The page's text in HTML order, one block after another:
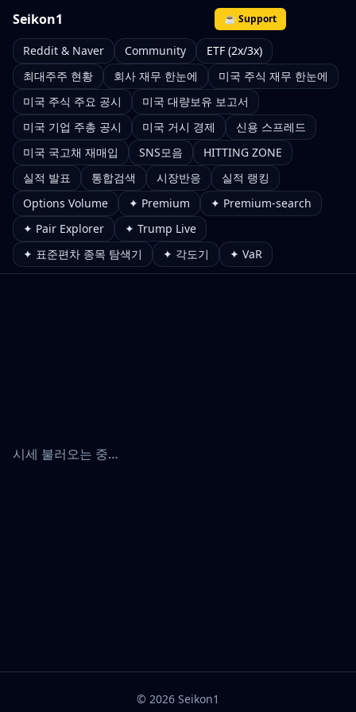
Seikon1 ☕ Support
Reddit & Naver Community
ETF (2x/3x)
최대주주 현황
회사 재무 한눈에
미국 주식 재무 한눈에
미국 주식 주요 공시
미국 대량보유 보고서
미국 기업 주총 공시
미국 거시 경제
신용 스프레드
미국 국고채 재매입
SNS모음
HITTING ZONE
실적 발표
통합검색 시장반응
실적 랭킹
Options Volume
✦ Premium
✦ Premium-search
✦ Pair Explorer
✦ Trump Live
✦ 표준편차 종목 탐색기
✦ 각도기 ✦ VaR
시세 불러오는 중…
© 2026 Seikon1